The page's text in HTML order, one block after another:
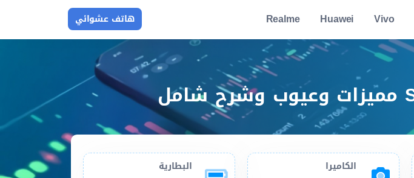
Vivo
Huawei
Realme هاتف عشوائي
الكاميرا
البطارية